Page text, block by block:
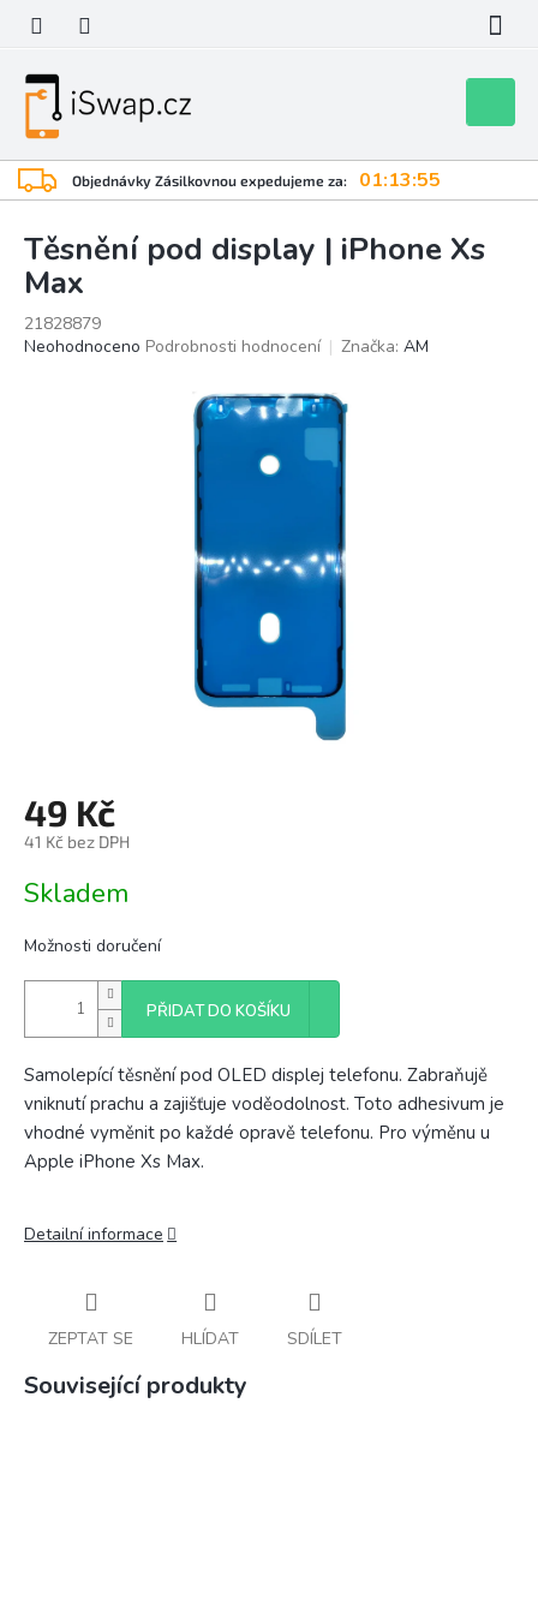
obsah
Objednávky Zásilkovnou expedujeme za: 01:13:55
košík
Těsnění pod display | iPhone Xs
Max
21828879
Průměrné
Neohodnoceno Podrobnosti hodnocení Značka: AM
49 Kč
41 Kč bez DPH
cena:
Skladem
Možnosti doručení
PŘIDAT DO KOŠÍKU
Samolepící těsnění pod OLED displej telefonu. Zabraňujě
vniknutí prachu a zajišťuje voděodolnost. Toto adhesivum je
vhodné vyměnit po každé opravě telefonu. Pro výměnu u
Apple iPhone Xs Max.
Detailní informace
ZEPTAT SE HLÍDAT SDÍLET
Související produkty